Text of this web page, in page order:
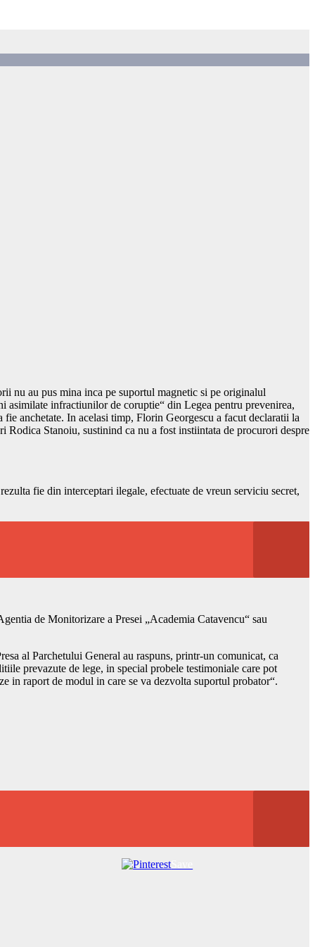
nu au pus mina inca pe suportul magnetic si pe originalul
infractiunilor de coruptie“ din Legea pentru prevenirea,
fie anchetate. In acelasi timp, Florin Georgescu a facut declaratii la
Rodica Stanoiu, sustinind ca nu a fost instiintata de procurori despre
fie din interceptari ilegale, efectuate de vreun serviciu secret,
de Monitorizare a Presei „Academia Catavencu“ sau
al Parchetului General au raspuns, printr-un comunicat, ca
prevazute de lege, in special probele testimoniale care pot
in raport de modul in care se va dezvolta suportul probator“.